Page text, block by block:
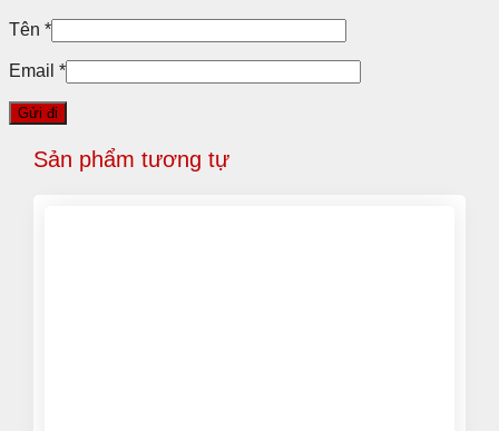
Tên *
Email *
Sản phẩm tương tự